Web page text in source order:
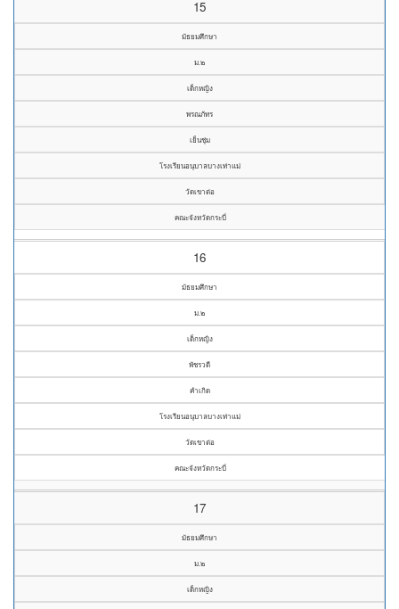
15
มัธยมศึกษา
ม.๒
เด็กหญิง
พรณภัทร
เย็นชุ่ม
โรงเรียนอนุบาลบางเท่าแม่
วัดเขาต่อ
คณะจังหวัดกระบี่
16
มัธยมศึกษา
ม.๒
เด็กหญิง
พัชรวดี
คำเกิด
โรงเรียนอนุบาลบางเท่าแม่
วัดเขาต่อ
คณะจังหวัดกระบี่
17
มัธยมศึกษา
ม.๒
เด็กหญิง